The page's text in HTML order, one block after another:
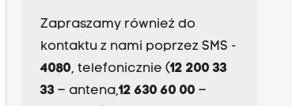
Zapraszamy również do
kontaktu z nami poprzez SMS -
4080, telefonicznie (12 200 33
33– antena,12 630 60 00 –